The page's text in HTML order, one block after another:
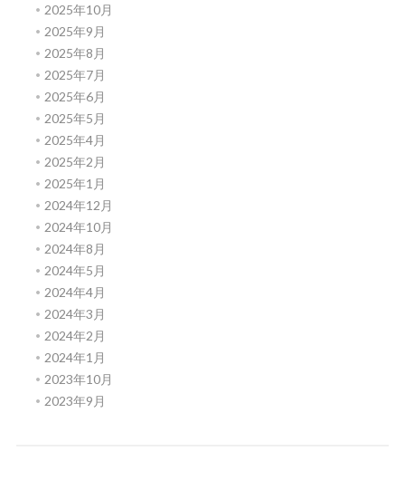
2025年10月
2025年9月
2025年8月
2025年7月
2025年6月
2025年5月
2025年4月
2025年2月
2025年1月
2024年12月
2024年10月
2024年8月
2024年5月
2024年4月
2024年3月
2024年2月
2024年1月
2023年10月
2023年9月